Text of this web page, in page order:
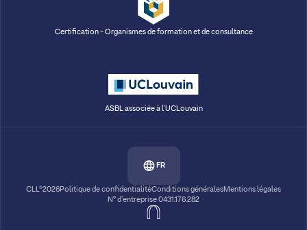
Certification - Organismes de formation et de consultance
ASBL associée à l'UCLouvain
FR
CLL®2026Politique de confidentialitéConditions généralesMentions légales
N° d'entreprise 0431.176.282